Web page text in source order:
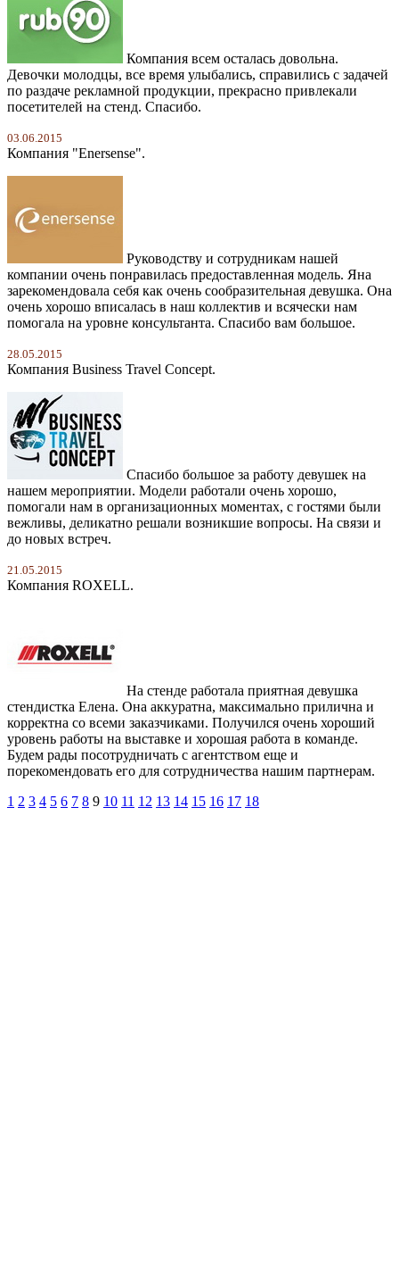
Компания всем осталась довольна.
Девочки молодцы, все время улыбались, справились с задачей
по раздаче рекламной продукции, прекрасно привлекали
посетителей на стенд. Спасибо.
03.06.2015
Компания "Enersense".
Руководству и сотрудникам нашей
компании очень понравилась предоставленная модель. Яна
зарекомендовала себя как очень сообразительная девушка. Она
очень хорошо вписалась в наш коллектив и всячески нам
помогала на уровне консультанта. Спасибо вам большое.
28.05.2015
Компания Business Travel Concept.
Спасибо большое за работу девушек на
нашем мероприятии. Модели работали очень хорошо,
помогали нам в организационных моментах, с гостями были
вежливы, деликатно решали возникшие вопросы. На связи и
до новых встреч.
21.05.2015
Компания ROXELL.
На стенде работала приятная девушка
стендистка Елена. Она аккуратна, максимально прилична и
корректна со всеми заказчиками. Получился очень хороший
уровень работы на выставке и хорошая работа в команде.
Будем рады посотрудничать с агентством еще и
порекомендовать его для сотрудничества нашим партнерам.
1 2 3 4 5 6 7 8 9 10 11 12 13 14 15 16 17 18